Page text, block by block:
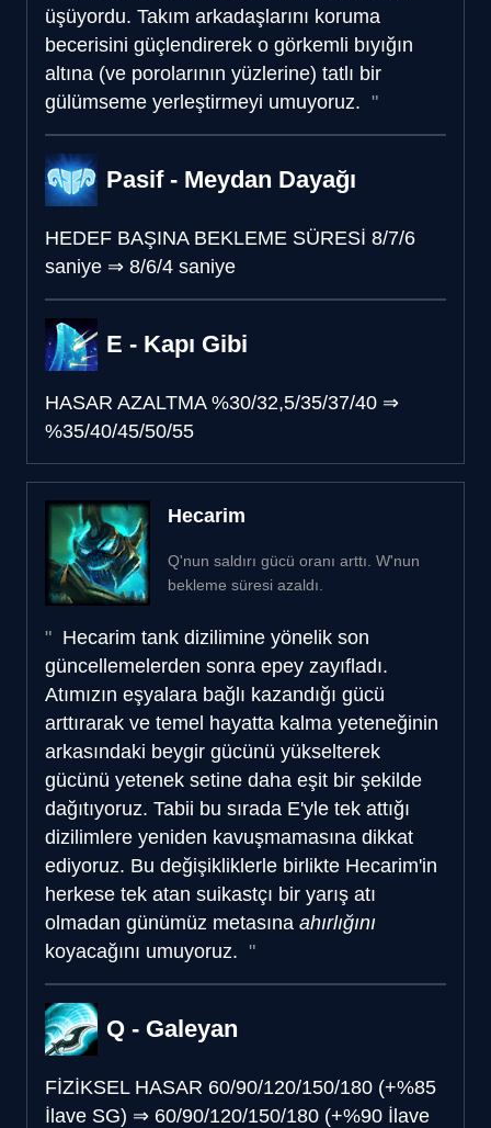
üşüyordu. Takım arkadaşlarını koruma
becerisini güçlendirerek o görkemli bıyığın
altına (ve porolarının yüzlerine) tatlı bir
gülümseme yerleştirmeyi umuyoruz.
Pasif - Meydan Dayağı
HEDEF BAŞINA BEKLEME SÜRESİ 8/7/6
saniye ⇒ 8/6/4 saniye
E - Kapı Gibi
HASAR AZALTMA %30/32,5/35/37/40 ⇒
%35/40/45/50/55
Hecarim
Q'nun saldırı gücü oranı arttı. W'nun
bekleme süresi azaldı.
Hecarim tank dizilimine yönelik son
güncellemelerden sonra epey zayıfladı.
Atımızın eşyalara bağlı kazandığı gücü
arttırarak ve temel hayatta kalma yeteneğinin
arkasındaki beygir gücünü yükselterek
gücünü yetenek setine daha eşit bir şekilde
dağıtıyoruz. Tabii bu sırada E'yle tek attığı
dizilimlere yeniden kavuşmamasına dikkat
ediyoruz. Bu değişikliklerle birlikte Hecarim'in
herkese tek atan suikastçı bir yarış atı
olmadan günümüz metasına ahırlığını
koyacağını umuyoruz.
Q - Galeyan
FİZİKSEL HASAR 60/90/120/150/180 (+%85
İlave SG) ⇒ 60/90/120/150/180 (+%90 İlave